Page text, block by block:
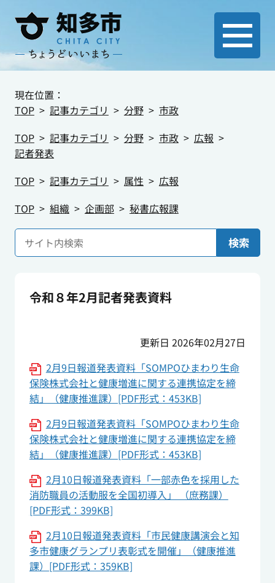
現在位置：
TOP
記事カテゴリ 分野
市政
TOP
記事カテゴリ 分野 市政
広報
記者発表
TOP
記事カテゴリ 属性
広報
TOP
組織 企画部 秘書広報課
検索
令和８年2月記者発表資料
更新日 2026年02月27日
2月9日報道発表資料「SOMPOひまわり生命
保険株式会社と健康増進に関する連携協定を締
結」（健康推進課）[PDF形式：453KB]
2月9日報道発表資料「SOMPOひまわり生命
保険株式会社と健康増進に関する連携協定を締
結」（健康推進課）[PDF形式：453KB]
2月10日報道発表資料「一部赤色を採用した
消防職員の活動服を全国初導入」 （庶務課）
[PDF形式：399KB]
2月10日報道発表資料「市民健康講演会と知
多市健康グランプリ表彰式を開催」（健康推進
課）[PDF形式：359KB]